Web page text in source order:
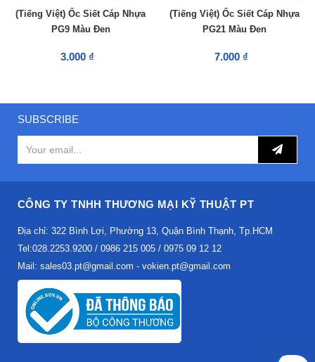
(Tiếng Việt) Ốc Siết Cáp Nhựa
PG9 Màu Đen
3.000 ₫
(Tiếng Việt) Ốc Siết Cáp Nhựa
PG21 Màu Đen
7.000 ₫
SUBSCRIBE
CÔNG TY TNHH THƯƠNG MẠI KỸ THUẬT PT
Địa chỉ: 322 Bình Lợi, Phường 13, Quận Bình Thạnh, Tp.HCM
Tel:028.2253.9200 / 0986 215 005 / 0975 09 12 12
Mail: sales03.pt@gmail.com - vokien.pt@gmail.com